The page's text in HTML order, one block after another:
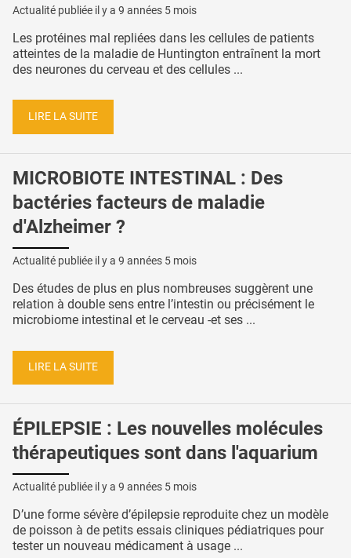
Actualité publiée il y a 9 années 5 mois
Les protéines mal repliées dans les cellules de patients
atteintes de la maladie de Huntington entraînent la mort
des neurones du cerveau et des cellules ...
LIRE LA SUITE
MICROBIOTE INTESTINAL : Des
bactéries facteurs de maladie
d'Alzheimer ?
Actualité publiée il y a 9 années 5 mois
Des études de plus en plus nombreuses suggèrent une
relation à double sens entre l’intestin ou précisément le
microbiome intestinal et le cerveau -et ses ...
LIRE LA SUITE
ÉPILEPSIE : Les nouvelles molécules
thérapeutiques sont dans l'aquarium
Actualité publiée il y a 9 années 5 mois
D’une forme sévère d’épilepsie reproduite chez un modèle
de poisson à de petits essais cliniques pédiatriques pour
tester un nouveau médicament à usage ...